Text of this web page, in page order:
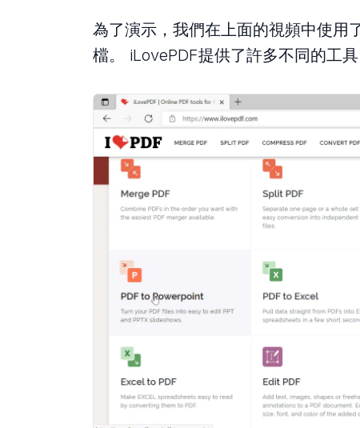
為了演示，我們在上面的視頻中使用
檔。 iLovePDF提供了許多不同的工